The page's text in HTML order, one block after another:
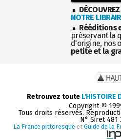
DÉCOUVREZ
NOTRE
Rééditions
préservant la
d'origine, nos
petite et la
Retrouvez toute L'HISTOIRE
Copyright ©
Tous droits réservés.
N° Siret 481
La France pittoresque et Guide de la